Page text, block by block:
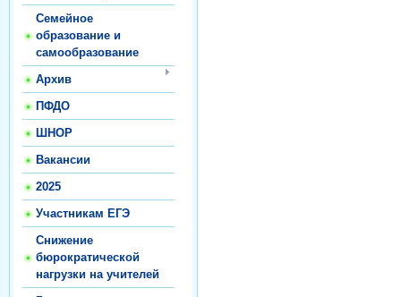
Семейное
образование и
самообразование
Архив
ПФДО
ШНОР
Вакансии
2025
Участникам ЕГЭ
Снижение
бюрократической
нагрузки на учителей